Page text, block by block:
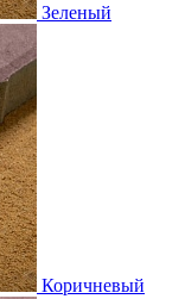
Зеленый
Коричневый